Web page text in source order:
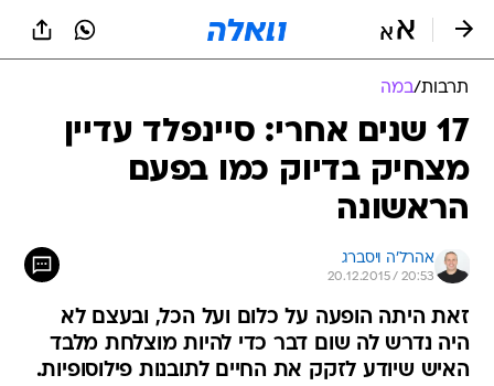
תרבות/במה
17 שנים אחרי: סיינפלד עדיין
מצחיק בדיוק כמו בפעם
הראשונה
אהרל'ה ויסברג
20.12.2015 / 20:53
זאת היתה הופעה על כלום ועל הכל, ובעצם לא
היה נדרש לה שום דבר כדי להיות מוצלחת מלבד
האיש שיודע לזקק את החיים לתובנות פילוסופיות.